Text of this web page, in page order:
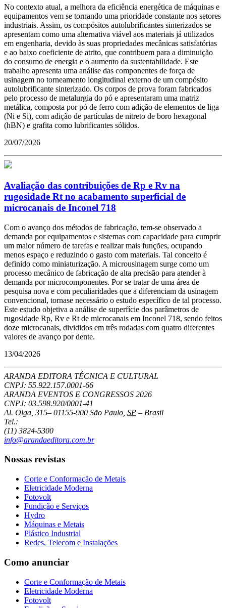
No contexto atual, a melhora da eficiência energética de máquinas e
equipamentos vem se tornando uma prioridade constante nos setores
industriais. Assim, os compósitos autolubrificantes sinterizados se
apresentam como uma alternativa viável aos materiais já utilizados
em engenharia, devido às suas propriedades mecânicas satisfatórias
e ao baixo coeficiente de atrito, que contribuem para a diminuição
do consumo de energia e o aumento da sustentabilidade. Este
trabalho apresenta uma análise das componentes de força de
usinagem no torneamento longitudinal externo de um compósito
autolubrificante sinterizado. Os corpos de prova foram fabricados
pelo processo de metalurgia do pó e apresentaram uma matriz
metálica, composta por pó de ferro com adição de elementos de liga
(Ni e Si), com adição de partículas de nitreto de boro hexagonal
(hBN) e grafita como lubrificantes sólidos.
20/07/2026
Avaliação das contribuições de Rp e Rv na
rugosidade Rt no acabamento superficial de
microcanais de Inconel 718
Com o avanço dos métodos de fabricação, tem-se observado a
demanda por equipamentos e sistemas com capacidade para cumprir
um maior número de tarefas e realizar mais funções, ocupando
menos espaço e reduzindo o gasto com materiais. Tal conceito é
definido como miniaturização. A microusinagem surge como um
processo mecânico de fabricação de alta precisão para atender à
demanda por microcomponentes. Por se tratar de uma área de
pesquisa nova e com peculiaridades que a diferenciam da usinagem
convencional, tornase necessário o estudo específico de tal processo.
Este estudo objetiva a análise de superfície dos parâmetros de
rugosidade Rp, Rv e Rt de microcanais em Inconel 718, sendo feitos
doze microcanais, divididos em três rodadas com quatro diferentes
valores de avanço por dente.
13/04/2026
ARANDA EDITORA TÉCNICA E CULTURAL
CNPJ: 55.922.157.0001-66
ARANDA EVENTOS E CONGRESSOS 2026
CNPJ: 03.598.920/0001-41
Al. Olga, 315– 01155-900 São Paulo SP – Brasil
Tel.:
(11) 3824-5300
info@arandaeditora.com.br
Nossas revistas
Corte e Conformação de Metais
Eletricidade Moderna
Fotovolt
Fundição e Serviços
Hydro
Máquinas e Metais
Plástico Industrial
Redes, Telecom e Instalações
Como anunciar
Corte e Conformação de Metais
Eletricidade Moderna
Fotovolt